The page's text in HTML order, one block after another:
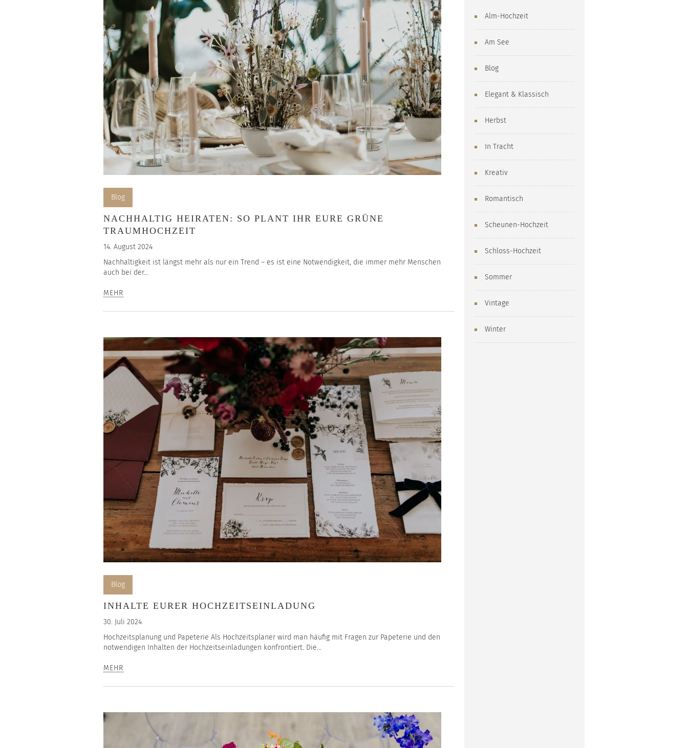
Blog
NACHHALTIG HEIRATEN: SO PLANT IHR EURE GRÜNE
TRAUMHOCHZEIT
14. August 2024
Nachhaltigkeit ist längst mehr als nur ein Trend – es ist eine Notwendigkeit, die immer mehr Menschen
auch bei der...
MEHR
Blog
INHALTE EURER HOCHZEITSEINLADUNG
30. Juli 2024
Hochzeitsplanung und Papeterie Als Hochzeitsplaner wird man häufig mit Fragen zur Papeterie und den
notwendigen Inhalten der Hochzeitseinladungen konfrontiert. Die...
MEHR
Alm-Hochzeit
Am See
Blog
Elegant & Klassisch
Herbst
In Tracht
Kreativ
Romantisch
Scheunen-Hochzeit
Schloss-Hochzeit
Sommer
Vintage
Winter